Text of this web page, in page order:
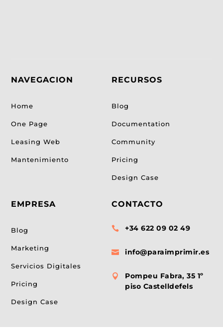
NAVEGACION
Home
One Page
Leasing Web
Mantenimiento
EMPRESA
Blog
Marketing
Servicios Digitales
Pricing
Design Case
RECURSOS
Blog
Documentation
Community
Pricing
Design Case
CONTACTO
 +34 622 09 02 49
 info@paraimprimir.es

Pompeu Fabra, 35 1º
piso Castelldefels